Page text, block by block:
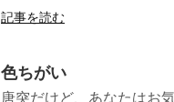
記事を読む
色ちがい
唐突だけど、あなたはお